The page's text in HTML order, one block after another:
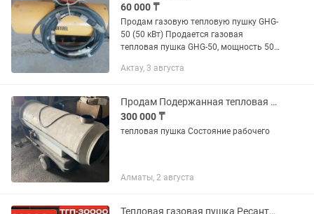
60 000 ₸
Продам газовую тепловую пушку GHG-
50 (50 кВт) Продается газовая
тепловая пушка GHG-50, мощность 50
производительность 1400 м³/ч.
гаражей,...
Актау, 3 августа
Продам Подержанная тепловая пушка
300 000 ₸
тепловая пушка Состояние рабочего
Алматы, 2 августа
Тепловая газовая пушка Ресанта ТГП-30000 на 300 квадратов, 30 кВт